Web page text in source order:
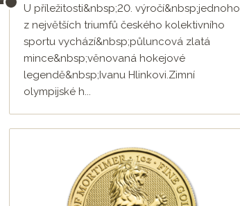
U příležitosti&nbsp;20. výročí&nbsp;jednoho
z největších triumfů českého kolektivního
sportu vychází&nbsp;půluncová zlatá
mince&nbsp;věnovaná hokejové
legendě&nbsp;Ivanu Hlinkovi.Zimní
olympijské h...